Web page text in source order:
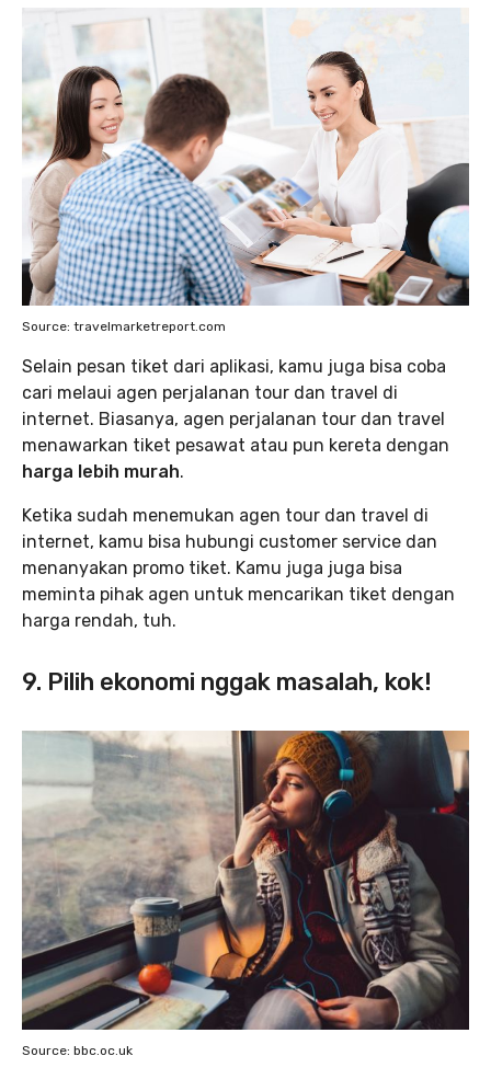
Source: travelmarketreport.com
Selain pesan tiket dari aplikasi, kamu juga bisa coba
cari melaui agen perjalanan tour dan travel di
internet. Biasanya, agen perjalanan tour dan travel
menawarkan tiket pesawat atau pun kereta dengan
harga lebih murah.
Ketika sudah menemukan agen tour dan travel di
internet, kamu bisa hubungi customer service dan
menanyakan promo tiket. Kamu juga juga bisa
meminta pihak agen untuk mencarikan tiket dengan
harga rendah, tuh.
9. Pilih ekonomi nggak masalah, kok!
Source: bbc.oc.uk